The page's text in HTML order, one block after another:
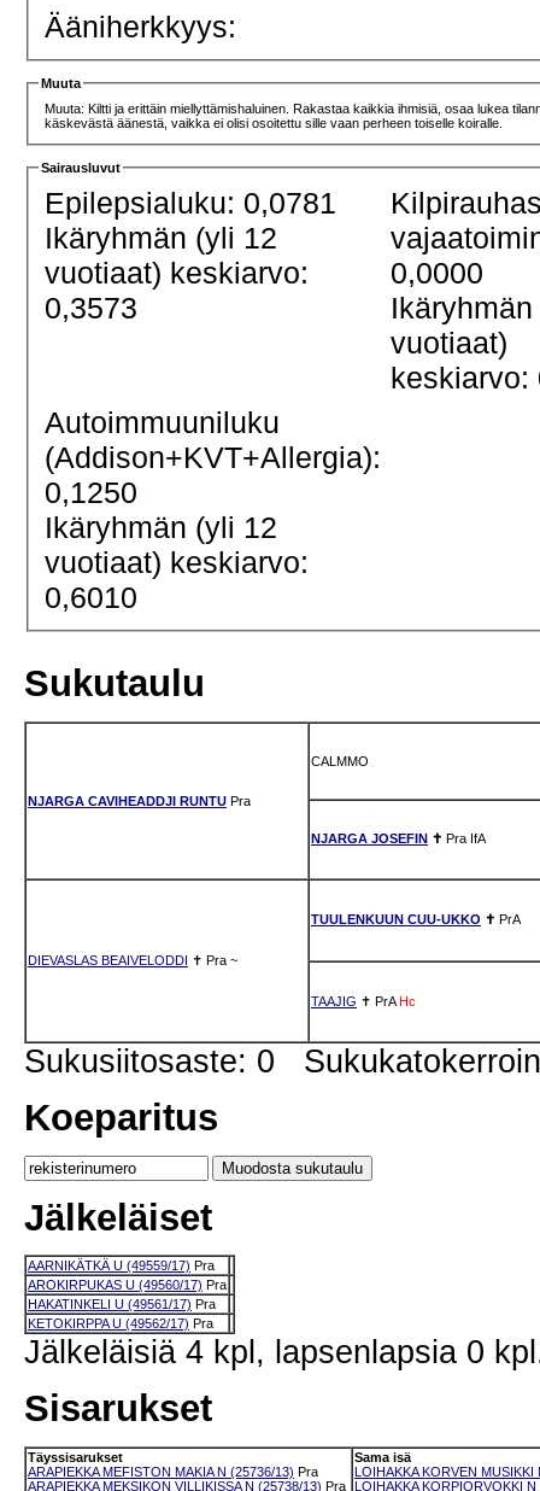
Ääniherkkyys:
Muuta
Muuta: Kiltti ja erittäin miellyttämishaluinen. Rakastaa kaikkia ihmisiä, osaa lukea
käskevästä äänestä, vaikka ei olisi osoitettu sille vaan perheen toiselle koiralle.
Sairausluvut
Epilepsialuku: 0,0781
Ikäryhmän (yli 12
vuotiaat) keskiarvo:
0,3573
0,0000
vuotiaat)
keskiarvo:
Autoimmuuniluku
(Addison+KVT+Allergia):
0,1250
Ikäryhmän (yli 12
vuotiaat) keskiarvo:
0,6010
Sukutaulu
NJARGA CAVIHEADDJI RUNTU Pra
CALMMO
NJARGA JOSEFIN ✝ Pra IfA
DIEVASLAS BEAIVELODDI ✝ Pra ~
TUULENKUUN CUU-UKKO ✝ PrA
TAAJIG ✝ PrA Hc
Sukusiitosaste: 0
Koeparitus
Jälkeläiset
AARNIKÄTKÄ U (49559/17) Pra
AROKIRPUKAS U (49560/17) Pra
HAKATINKELI U (49561/17) Pra
KETOKIRPPA U (49562/17) Pra
Jälkeläisiä 4 kpl, lapsenlapsia 0
Sisarukset
Täyssisarukset
ARAPIEKKA MEFISTON MAKIA N (25736/13) Pra
ARAPIEKKA MEKSIKON VILLIKISSA N (25738/13) Pra
Sama isä
LOIHAKKA KORVEN MUSIKKI
LOIHAKKA KORPIORVOKKI N